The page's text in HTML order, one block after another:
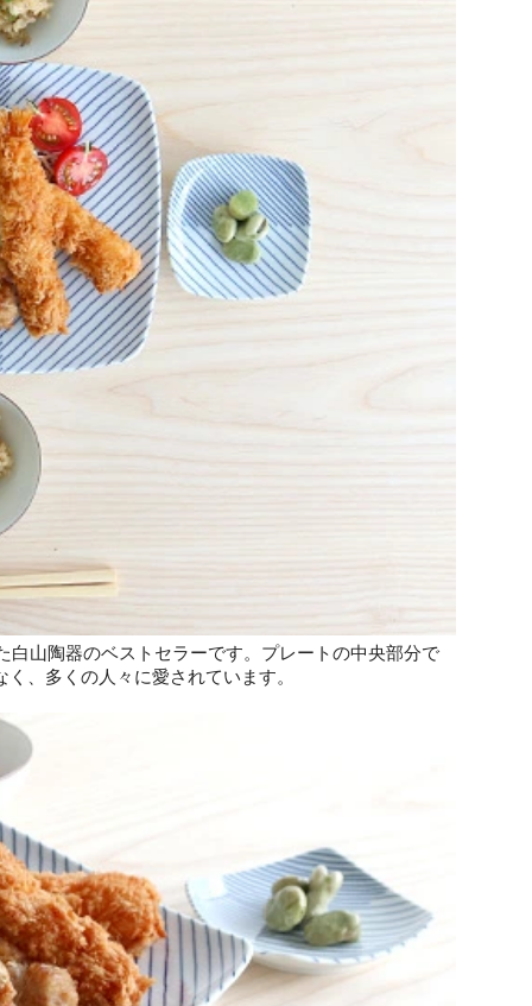
山陶器のベストセラーです。プレートの中央部分で
、多くの人々に愛されています。